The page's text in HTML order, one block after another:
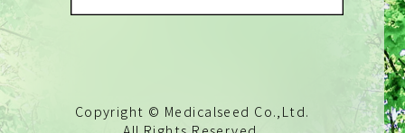
Copyright © Medicalseed Co.,Ltd.